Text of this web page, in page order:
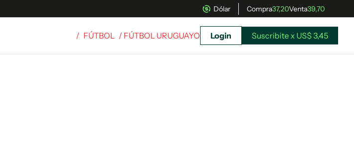
Dólar Compra37,20Venta39,70
/ FÚTBOL / FÚTBOL URUGUAYO Login Suscribite x US$ 3,45